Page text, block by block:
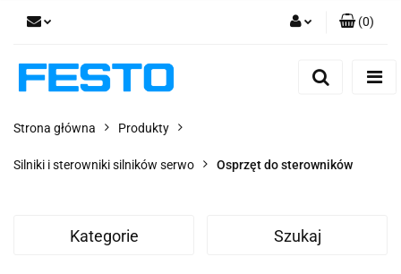
(0)
Strona główna Produkty
Silniki i sterowniki silników serwo Osprzęt do sterowników
Kategorie Szukaj